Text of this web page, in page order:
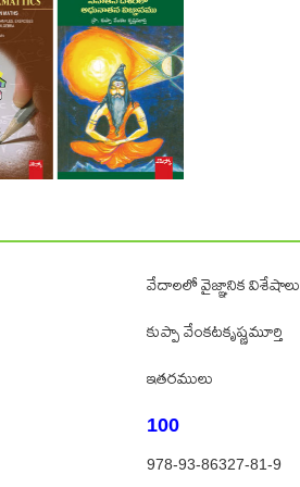
వేదాలలో వైజ్ఞానిక విశేషాలు
కుప్పా వేంకటకృష్ణమూర్తి
ఇతరములు
100
978-93-86327-81-9